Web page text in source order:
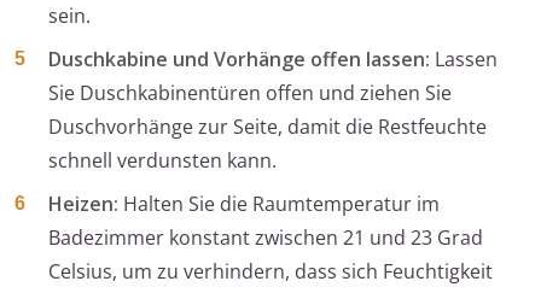
sein.
Duschkabine und Vorhänge offen lassen: Lassen
Sie Duschkabinentüren offen und ziehen Sie
Duschvorhänge zur Seite, damit die Restfeuchte
schnell verdunsten kann.
Heizen: Halten Sie die Raumtemperatur im
Badezimmer konstant zwischen 21 und 23 Grad
Celsius, um zu verhindern, dass sich Feuchtigkeit